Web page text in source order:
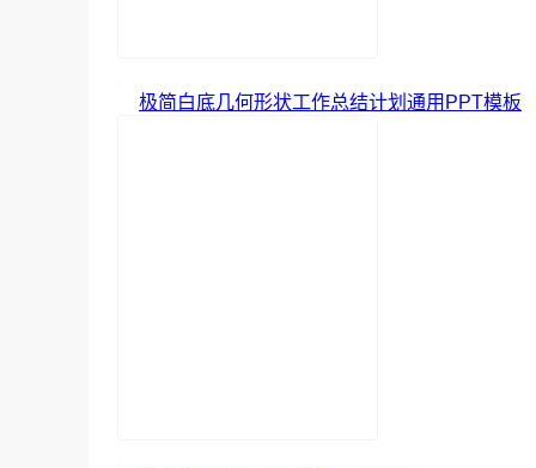
极简白底几何形状工作总结计划通用PPT模板